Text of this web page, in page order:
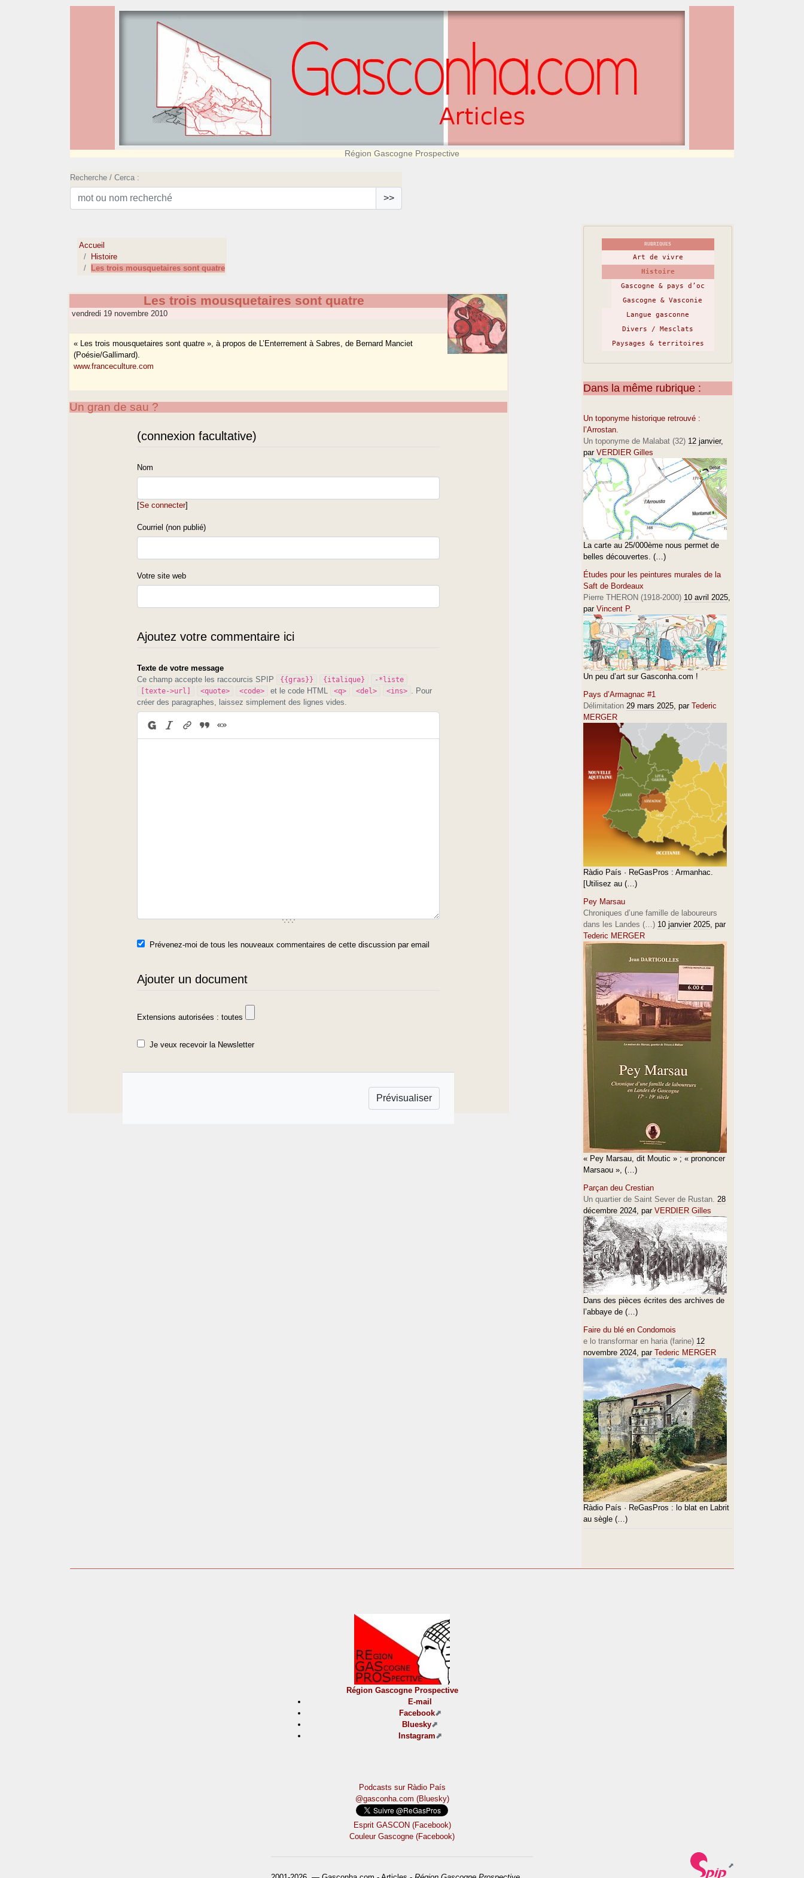
Région Gascogne Prospective
Recherche / Cerca :
>>
Accueil
Histoire
Les trois mousquetaires sont quatre
Les trois mousquetaires sont quatre
vendredi 19 novembre 2010
« Les trois mousquetaires sont quatre », à propos de L’Enterrement à Sabres, de Bernard Manciet
(Poésie/Gallimard).
www.franceculture.com
Un gran de sau ?
(connexion facultative)
Nom
[Se connecter]
Courriel (non publié)
Votre site web
Ajoutez votre commentaire ici
Texte de votre message
Ce champ accepte les raccourcis SPIP
{{gras}} {italique}
-*liste
[texte->url]
<quote> <code> et le code HTML <q> <del> <ins>
. Pour
créer des paragraphes, laissez simplement des lignes vides.
Prévenez-moi de tous les nouveaux commentaires de cette discussion par email
Ajouter un document
Extensions autorisées : toutes
Je veux recevoir la Newsletter
RUBRIQUES
Art de vivre
Histoire
Gascogne & pays d’oc
Gascogne & Vasconie
Langue gasconne
Divers / Mesclats
Paysages & territoires
Dans la même rubrique :
Un toponyme historique retrouvé :
l’Arrostan.
Un toponyme de Malabat (32) 12 janvier,
par VERDIER Gilles
La carte au 25/000ème nous permet de
belles découvertes. (…)
Études pour les peintures murales de la
Saft de Bordeaux
Pierre THERON (1918-2000) 10 avril 2025,
par Vincent P.
Un peu d’art sur Gasconha.com !
Pays d’Armagnac #1
Délimitation 29 mars 2025, par Tederic
MERGER
Ràdio País · ReGasPros : Armanhac.
[Utilisez au (…)
Pey Marsau
Chroniques d’une famille de laboureurs
dans les Landes (…) 10 janvier 2025, par
Tederic MERGER
« Pey Marsau, dit Moutic » ; « prononcer
Marsaou », (…)
Parçan deu Crestian
Un quartier de Saint Sever de Rustan. 28
décembre 2024, par VERDIER Gilles
Dans des pièces écrites des archives de
l’abbaye de (…)
Faire du blé en Condomois
e lo transformar en haria (farine) 12
novembre 2024, par Tederic MERGER
Ràdio País · ReGasPros : lo blat en Labrit
au sègle (…)
Région Gascogne Prospective
E-mail
Facebook
Bluesky
Instagram
Podcasts sur Ràdio País
@gasconha.com (Bluesky)
Esprit GASCON (Facebook)
Couleur Gascogne (Facebook)